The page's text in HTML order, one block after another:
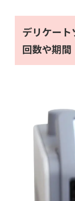
デリケー
回数や期間